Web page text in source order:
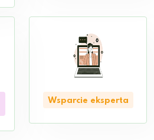
Wsparcie eksperta